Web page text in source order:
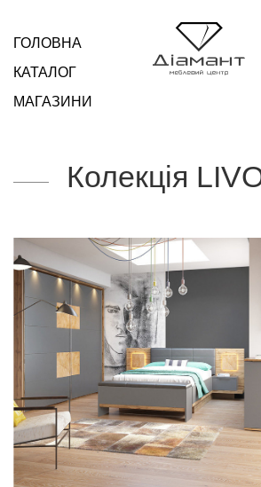
ГОЛОВНА
КАТАЛОГ
МАГАЗИНИ
Колекція